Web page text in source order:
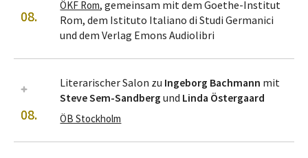
08.
ÖKF Rom, gemeinsam mit demGoethe-Institut
Rom, dem Istituto Italiano di Studi Germanici
und dem Verlag Emons Audiolibri
08.
Literarischer Salon zu Ingeborg Bachmann mit
Steve Sem-Sandberg und Linda Östergaard
ÖB Stockholm